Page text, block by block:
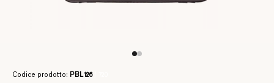
Codice prodotto: PBL126